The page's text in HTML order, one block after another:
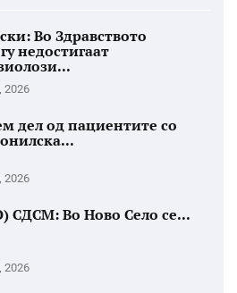
Во Здравството
недостигаат
2026
дел од пациентите со
2026
СДСМ: Во Ново Село се...
2026